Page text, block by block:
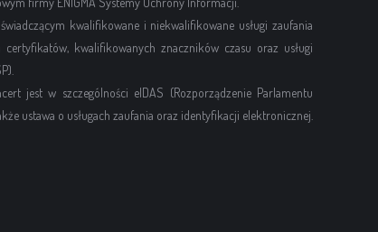
kwalifikowane i niekwalifikowane usługi zaufania
kwalifikowanych znaczników czasu oraz usługi
jest w szczególności eIDAS (Rozporządzenie Parlamentu
ustawa o usługach zaufania oraz identyfikacji elektronicznej.